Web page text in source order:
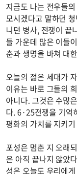
지금도 나는 전우들
모시겠다고 말하던
니던 병사, 전쟁이 끝
들 가운데 많은 이들
춘과 생명을 바쳐 대
오늘의 젊은 세대가
이유는 바로 그들의
아니다. 그것은 수많
다. 6·25전쟁을 기억
평화의 가치를 지키
포성은 멈춘 지 오래
은 아직 끝나지 않았
성은 오늘도 우리에